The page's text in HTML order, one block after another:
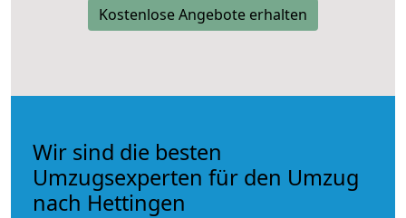
Kostenlose Angebote erhalten
Wir sind die besten
Umzugsexperten für den Umzug
nach Hettingen